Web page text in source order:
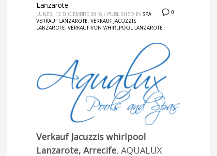
0
Lanzarote
LUNES, 12 DICIEMBRE 2016 / PUBLISHED IN SPA
VERKAUF LANZAROTE, VERKAUF JACUZZIS
LANZAROTE, VERKAUF VON WHIRLPOOL LANZAROTE
Verkauf Jacuzzis whirlpool
Lanzarote, Arrecife, AQUALUX